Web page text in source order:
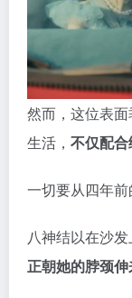
然而，这位表
生活， 不仅配
一切要从四年前
八神结以在沙
正朝她的脖颈伸